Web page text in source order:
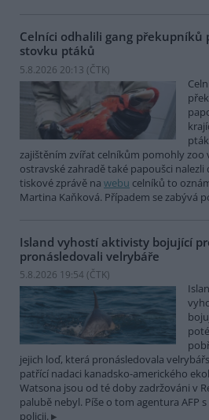
Celníci odhalili gang překupníků
stovku ptáků
5.8.2026 20:13 (ČTK)
zajištěním zvířat celníkům pomohly zoo
ostravské zahradě také papoušci nalezli
tiskové zprávě na webu celníků to
Martina Kaňková. Případem se zabývá
Island vyhostí aktivisty bojující
pronásledovali velrybáře
5.8.2026 19:54 (ČTK)
jejich loď, která pronásledovala
patřící nadaci kanadsko-amerického
Watsona jsou od té doby zadržováni v
palubě nebyl. Píše o tom agentura AFP
policii.